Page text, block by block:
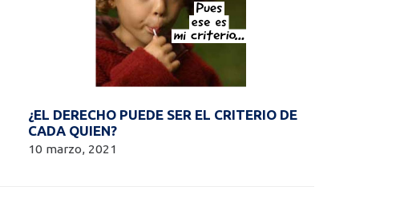
¿EL DERECHO PUEDE SER EL CRITERIO DE
CADA QUIEN?
10 marzo, 2021